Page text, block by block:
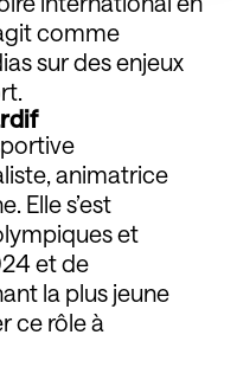
comme
sur des enjeux
animatrice
Elle s’est
et
et de
la plus jeune
ce rôle à